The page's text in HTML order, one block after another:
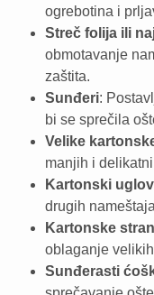
ogrebotina i
Streč folija ili
obmotavanje
zaštita.
Sunđeri:
bi se sprečila
Velike
manjih i
Kartonski
drugih
Kartonske
oblaganje
Sunđerasti